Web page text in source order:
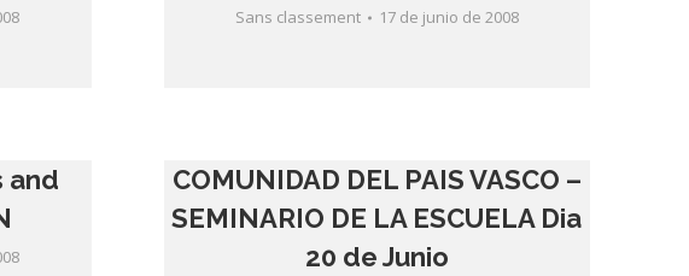
Sans classement 17 de junio de 2008
and
COMUNIDAD DEL PAIS VASCO –
SEMINARIO DE LA ESCUELA Dia
20 de Junio